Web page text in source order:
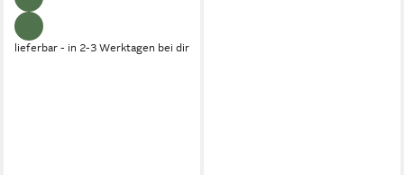
lieferbar - in 2-3 Werktagen bei dir